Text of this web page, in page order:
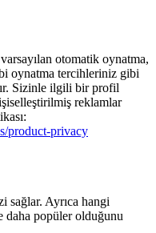
otomatik oynatma,
oynatma tercihleriniz gibi
Sizinle ilgili bir profil
reklamlar
product-privacy
sağlar. Ayrıca hangi
daha popüler olduğunu